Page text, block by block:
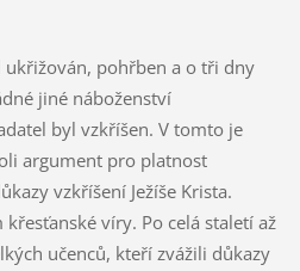
ukřižován, pohřben a o tři dny
jiné náboženství
byl vzkříšen. V tomto je
argument pro platnost
vzkříšení Ježíše Krista.
víry. Po celá staletí až
učenců, kteří zvážili důkazy